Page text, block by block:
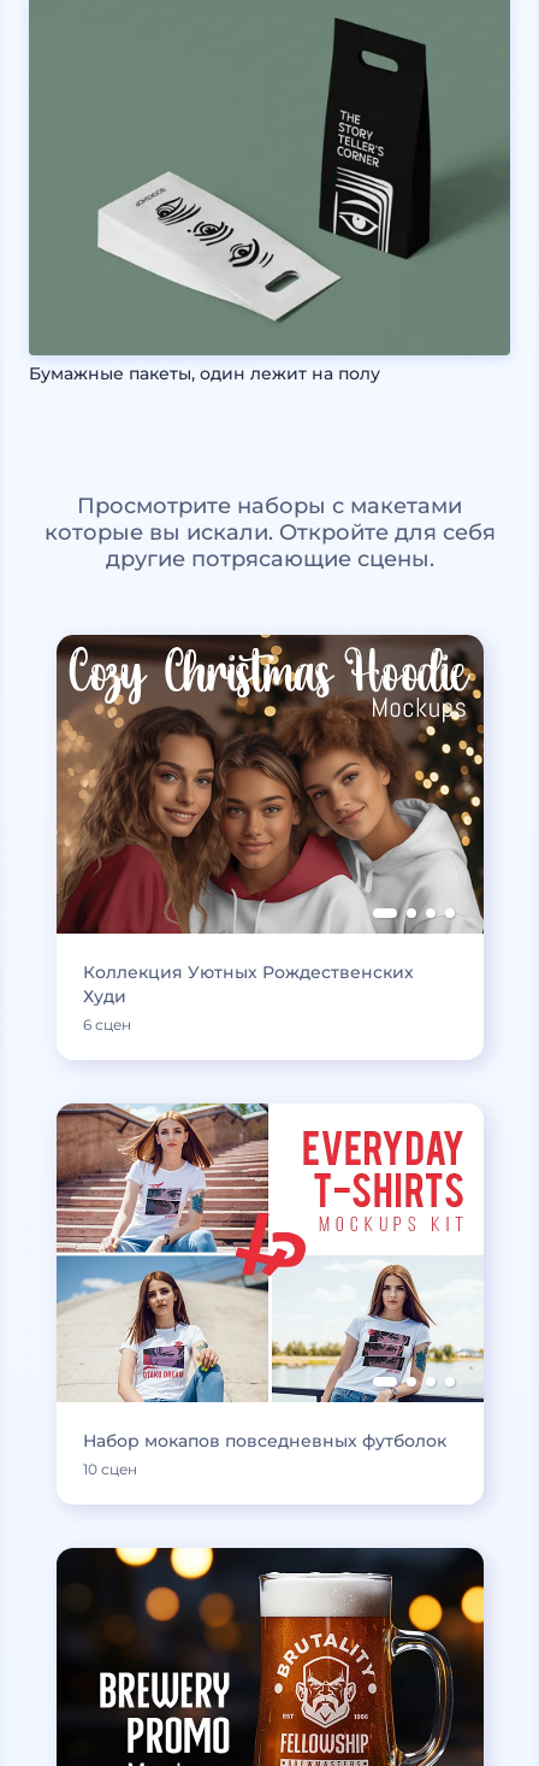
Бумажные пакеты, один лежит на полу
Просмотрите наборы с макетами
которые вы искали. Откройте для себя
другие потрясающие сцены.
Коллекция Уютных Рождественских
Худи
6 сцен
Набор мокапов повседневных футболок
10 сцен